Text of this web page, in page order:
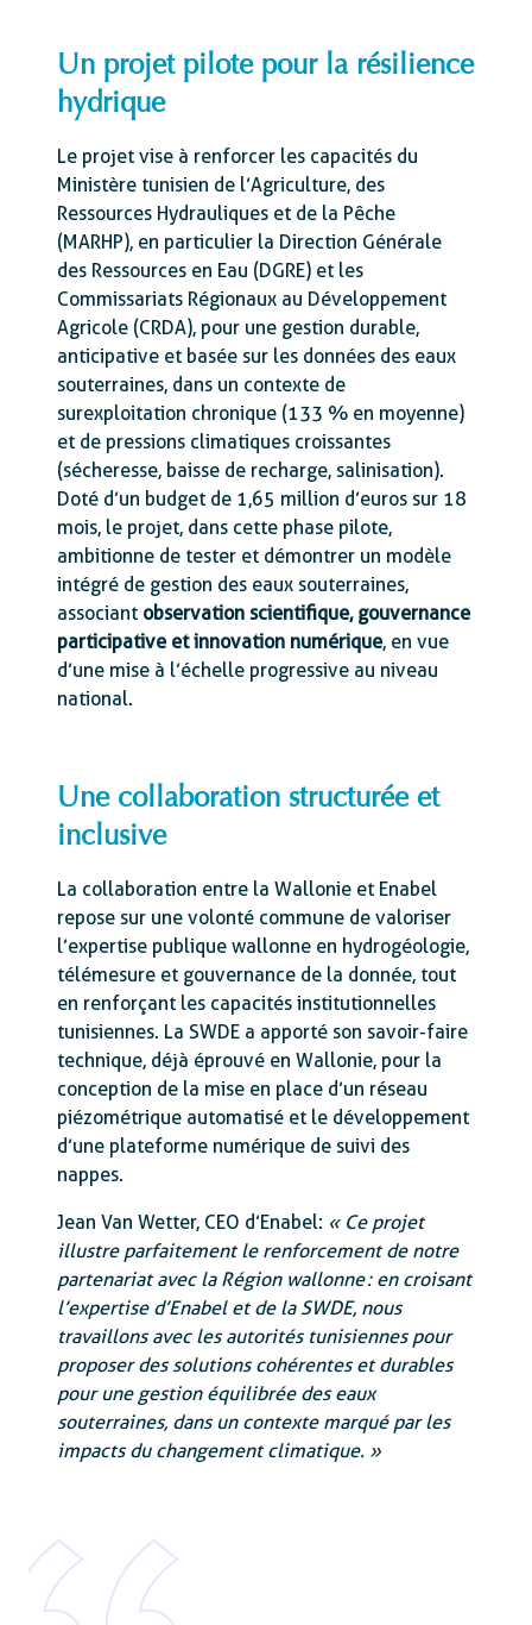
Un projet pilote pour la résilience
hydrique
Le projet vise à renforcer les capacités du
Ministère tunisien de l’Agriculture, des
Ressources Hydrauliques et de la Pêche
(MARHP), en particulier la Direction Générale
des Ressources en Eau (DGRE) et les
Commissariats Régionaux au Développement
Agricole (CRDA), pour une gestion durable,
anticipative et basée sur les données des eaux
souterraines, dans un contexte de
surexploitation chronique (133 % en moyenne)
et de pressions climatiques croissantes
(sécheresse, baisse de recharge, salinisation).
Doté d’un budget de 1,65 million d’euros sur 18
mois, le projet, dans cette phase pilote,
ambitionne de tester et démontrer un modèle
intégré de gestion des eaux souterraines,
associant observation scientifique, gouvernance
participative et innovation numérique, en vue
d’une mise à l’échelle progressive au niveau
national.
Une collaboration structurée et
inclusive
La collaboration entre la Wallonie et Enabel
repose sur une volonté commune de valoriser
l’expertise publique wallonne en hydrogéologie,
télémesure et gouvernance de la donnée, tout
en renforçant les capacités institutionnelles
tunisiennes. La SWDE a apporté son savoir-faire
technique, déjà éprouvé en Wallonie, pour la
conception de la mise en place d’un réseau
piézométrique automatisé et le développement
d’une plateforme numérique de suivi des
nappes.
Jean Van Wetter, CEO d’Enabel: « Ce projet
illustre parfaitement le renforcement de notre
partenariat avec la Région wallonne : en croisant
l’expertise d’Enabel et de la SWDE, nous
travaillons avec les autorités tunisiennes pour
proposer des solutions cohérentes et durables
pour une gestion équilibrée des eaux
souterraines, dans un contexte marqué par les
impacts du changement climatique. »